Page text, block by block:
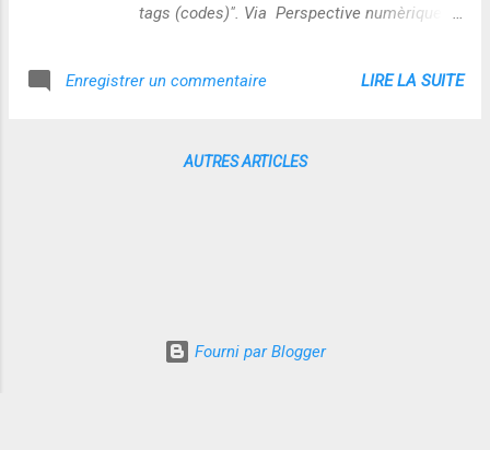
tags (codes)". Via Perspective numèrique
wiki=AgregateurPoietique [lien initial
Enregistrer un commentaire LIRE LA SUITE
AUTRES ARTICLES
Fourni par Blogger